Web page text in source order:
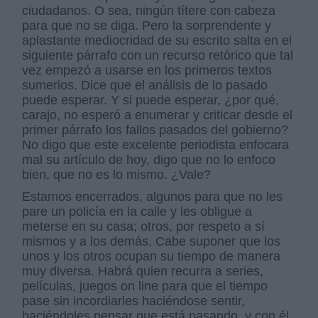
ciudadanos. O sea, ningún títere con cabeza
para que no se diga. Pero la sorprendente y
aplastante mediocridad de su escrito salta en el
siguiente párrafo con un recurso retórico que tal
vez empezó a usarse en los primeros textos
sumerios. Dice que el análisis de lo pasado
puede esperar. Y si puede esperar, ¿por qué,
carajo, no esperó a enumerar y criticar desde el
primer párrafo los fallos pasados del gobierno?
No digo que este excelente periodista enfocara
mal su artículo de hoy, digo que no lo enfoco
bien, que no es lo mismo. ¿Vale?
Estamos encerrados, algunos para que no les
pare un policía en la calle y les obligue a
meterse en su casa; otros, por respeto a sí
mismos y a los demás. Cabe suponer que los
unos y los otros ocupan su tiempo de manera
muy diversa. Habrá quien recurra a series,
películas, juegos on line para que el tiempo
pase sin incordiarles haciéndose sentir,